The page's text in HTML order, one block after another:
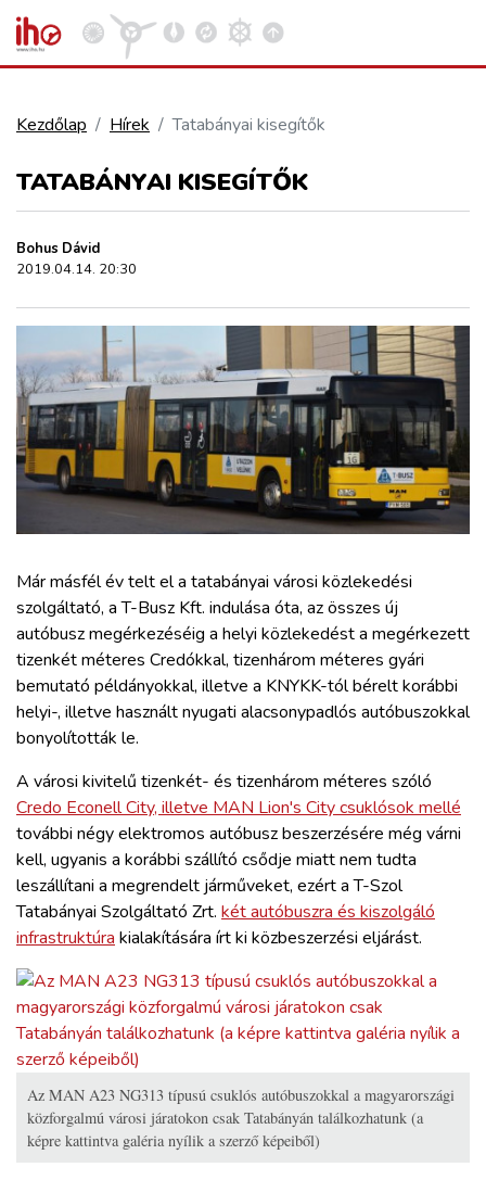
KÖZLEKEDÉSFEJLESZTÉS
ELLÁTÁSI LÁNC
ZÖLDÚT
BLOG
ARCHÍVUM
WEBSHOP
BELÉPÉS
REGISZTRÁCIÓ
Kezdőlap Hírek Tatabányai kisegítők
TATABÁNYAI KISEGÍTŐK
Bohus Dávid
2019.04.14. 20:30
Már másfél év telt el a tatabányai városi közlekedési
szolgáltató, a T-Busz Kft. indulása óta, az összes új
autóbusz megérkezéséig a helyi közlekedést a megérkezett
tizenkét méteres Credókkal, tizenhárom méteres gyári
bemutató példányokkal, illetve a KNYKK-tól bérelt korábbi
helyi-, illetve használt nyugati alacsonypadlós autóbuszokkal
bonyolították le.
A városi kivitelű tizenkét- és tizenhárom méteres szóló
Credo Econell City, illetve MAN Lion's City csuklósok mellé
további négy elektromos autóbusz beszerzésére még várni
kell, ugyanis a korábbi szállító csődje miatt nem tudta
leszállítani a megrendelt járműveket, ezért a T-Szol
Tatabányai Szolgáltató Zrt. két autóbuszra és kiszolgáló
infrastruktúra kialakítására írt ki közbeszerzési eljárást.
Az MAN A23 NG313 típusú csuklós autóbuszokkal a magyarországi
közforgalmú városi járatokon csak Tatabányán találkozhatunk (a
képre kattintva galéria nyílik a szerző képeiből)